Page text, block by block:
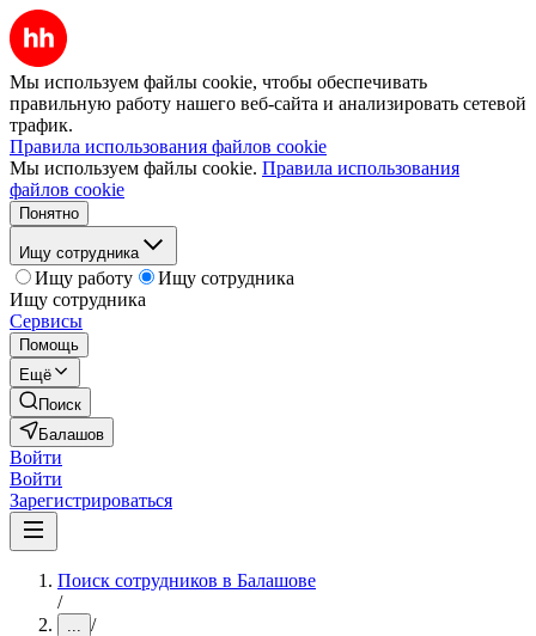
Мы используем файлы cookie, чтобы обеспечивать
правильную работу нашего веб-сайта и анализировать сетевой
трафик.
Правила использования файлов cookie
Мы используем файлы cookie. Правила использования
файлов cookie
Понятно
Ищу сотрудника
Ищу работу
Ищу сотрудника
Ищу сотрудника
Сервисы
Помощь
Ещё
Поиск
Балашов
Войти
Войти
Зарегистрироваться
Поиск сотрудников в Балашове
/
... /